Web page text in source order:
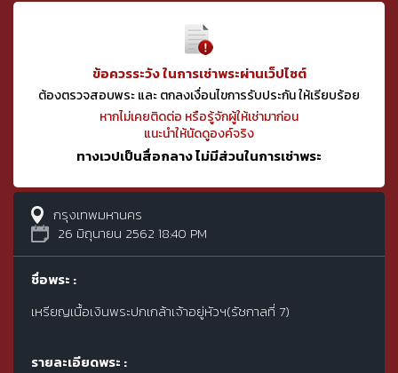
ข้อควรระวัง ในการเช่าพระผ่านเว็ปไซต์
ต้องตรวจสอบพระ และ ตกลงเงื่อนไขการรับประกัน ให้เรียบร้อย
หากไม่เคยติดต่อ หรือรู้จักผู้ให้เช่ามาก่อน
แนะนำให้นัดดูองค์จริง
ทางเวปเป็นสื่อกลาง ไม่มีส่วนในการเช่าพระ
กรุงเทพมหานคร
26 มิถุนายน 2562 18:40 PM
ชื่อพระ :
เหรียญเนื้อเงินพระปกเกล้าเจ้าอยู่หัวฯ(รัชกาลที่ 7)
รายละเอียดพระ :